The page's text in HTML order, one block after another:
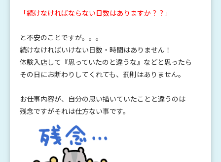
「続けなければならない日数はありますか？？」
と不安のことですが。。。
続けなければいけない日数・時間はありません！
体験入店して『思っていたのと違うな』などと思ったら
その日にお断わりしてくれても、罰則はありません。
お仕事内容が、自分の思い描いていたことと違うのは
残念ですがそれは仕方ない事です。